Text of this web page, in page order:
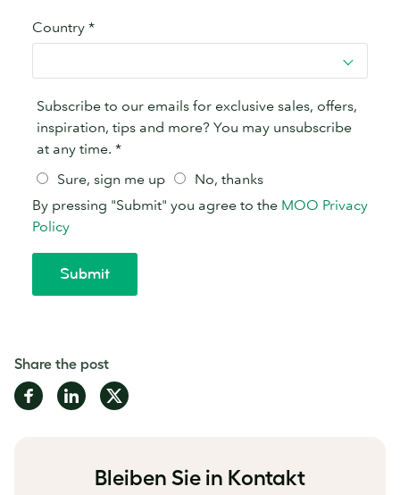
Share the post
Share
on
Share
on
Share
on
Bleiben Sie in Kontakt